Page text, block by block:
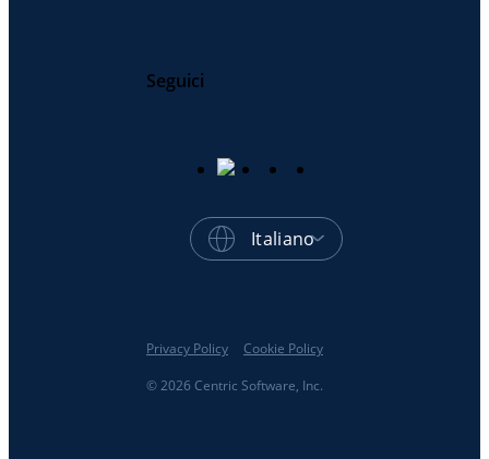
Seguici
Italiano
© 2026 Centric Software, Inc.
Privacy Policy Cookie Policy